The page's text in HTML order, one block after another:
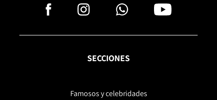
SECCIONES
Famosos y celebridades